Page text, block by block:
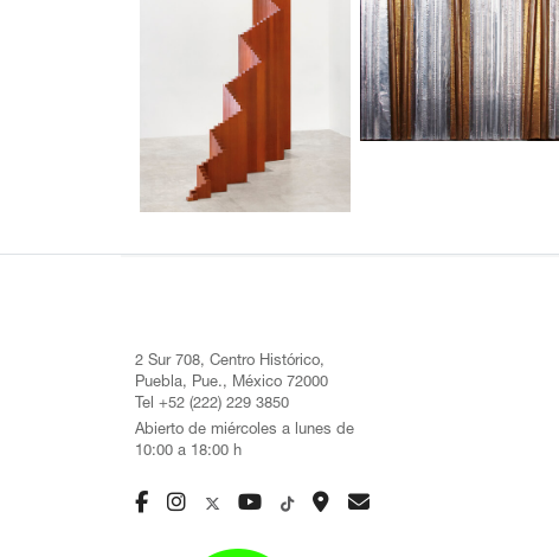
2 Sur 708, Centro Histórico,
Puebla, Pue., México 72000
Tel +52 (222) 229 3850
Abierto de miércoles a lunes de
10:00 a 18:00 h